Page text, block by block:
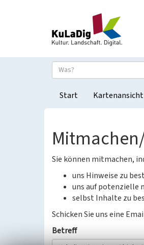
Start Kartenansicht
Sie können mitmachen,
uns Hinweise zu
uns auf potenzielle
selbst Inhalte zu
Schicken Sie uns eine
Betreff